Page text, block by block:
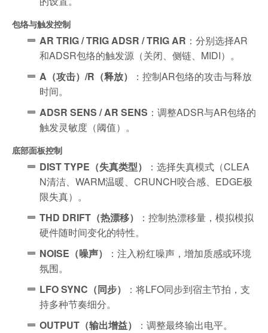
包络与触发控制
AR TRIG / TRIG ADSR / TRIG AR ：分别选择AR
和ADSR包络的触发源（关闭、侧链、MIDI）。
A（攻击）/R（释放）
：控制AR包络的攻击与释放
时间。
ADSR SENS / AR SENS ：调整ADSR与AR包络的
触发灵敏度（阈值）。
底部面板控制
DIST TYPE（失真类型）
：选择失真模式（CLEA
N清洁、WARM温暖、CRUNCH咬合感、EDGE极
限失真）。
THD DRIFT（热漂移）
：控制热漂移量，模拟模拟
硬件随时间变化的特性。
NOISE（噪声）
：注入粉红噪声，增加质感或环境
氛围。
LFO SYNC（同步）
：将LFO同步到宿主节拍，支
持多种节奏细分。
OUTPUT（输出增益）
：调整最终输出电平。